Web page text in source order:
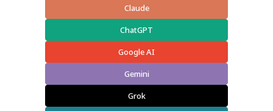
Claude
ChatGPT
Google AI
Gemini
Grok